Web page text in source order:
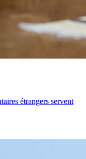
étrangers servent